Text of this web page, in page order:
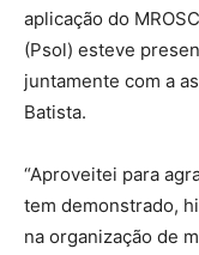
aplicação do
(Psol) esteve
juntamente com a
Batista.
“Aproveitei para
tem demonstrado,
na organização de